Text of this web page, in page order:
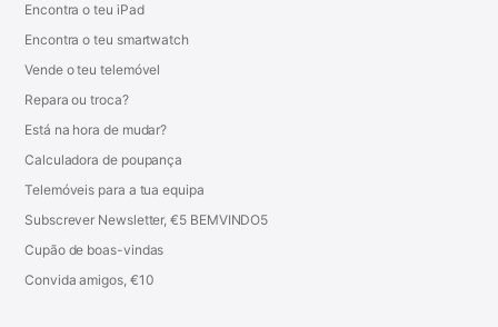
Encontra o teu iPad
Encontra o teu smartwatch
Vende o teu telemóvel
Repara ou troca?
Está na hora de mudar?
Calculadora de poupança
Telemóveis para a tua equipa
Subscrever Newsletter, €5 BEMVINDO5
Cupão de boas-vindas
Convida amigos, €10